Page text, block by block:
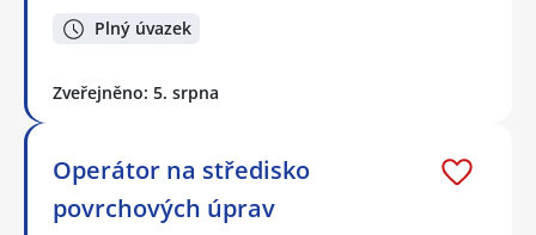
Plný úvazek
Zveřejněno: 5. srpna
Operátor na středisko
povrchových úprav